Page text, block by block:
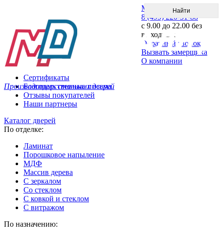
Производитель стальных дверей
Меню
8 (495) 220-51-88
с 9.00 до 22.00 без
выходных
Обратный звонок
Вызвать замерщика
О компании
Сертификаты
Благодарственные письма
Отзывы покупателей
Наши партнеры
Каталог дверей
По отделке:
Ламинат
Порошковое напыление
МДФ
Массив дерева
С зеркалом
Со стеклом
С ковкой и стеклом
С витражом
По назначению: